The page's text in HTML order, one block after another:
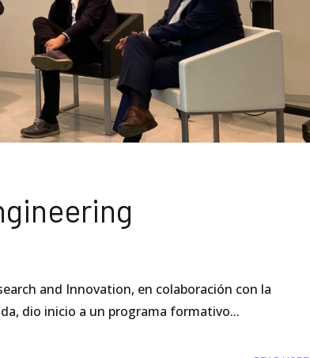
and Innovation, en colaboración con la
dio inicio a un programa formativo...